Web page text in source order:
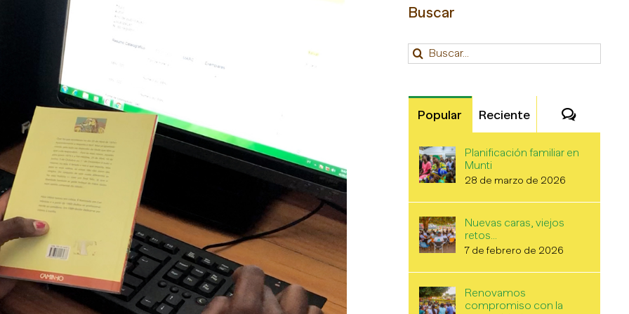
Buscar
Buscar:
Popular Reciente
Planificación familiar en
Munti
28 de marzo de 2026
Nuevas caras, viejos
retos…
7 de febrero de 2026
Renovamos
compromiso con la